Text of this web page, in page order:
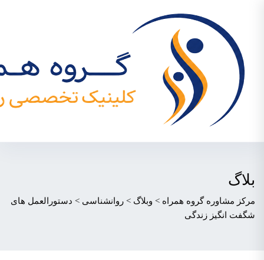
بلاگ
مرکز مشاوره گروه همراه > وبلاگ > روانشناسی > دستورالعمل های
شگفت انگیز زندگی